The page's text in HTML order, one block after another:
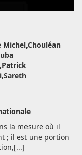
la mesure où il
; il est une portion